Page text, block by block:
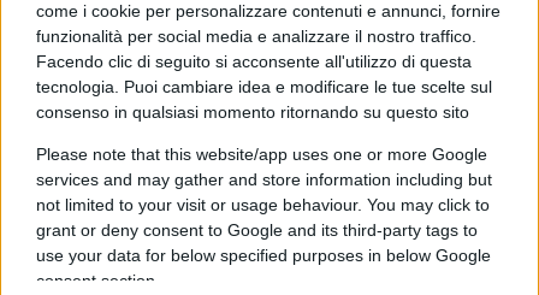
come i cookie per personalizzare contenuti e annunci, fornire
funzionalità per social media e analizzare il nostro traffico.
Facendo clic di seguito si acconsente all'utilizzo di questa
tecnologia. Puoi cambiare idea e modificare le tue scelte sul
consenso in qualsiasi momento ritornando su questo sito
Please note that this website/app uses one or more Google
services and may gather and store information including but
not limited to your visit or usage behaviour. You may click to
grant or deny consent to Google and its third-party tags to
use your data for below specified purposes in below Google
consent section.
Crollo dei mercati? E’ un problema di
sostenibilità delle nostre vite
16 Ottobre 2022, 9:46